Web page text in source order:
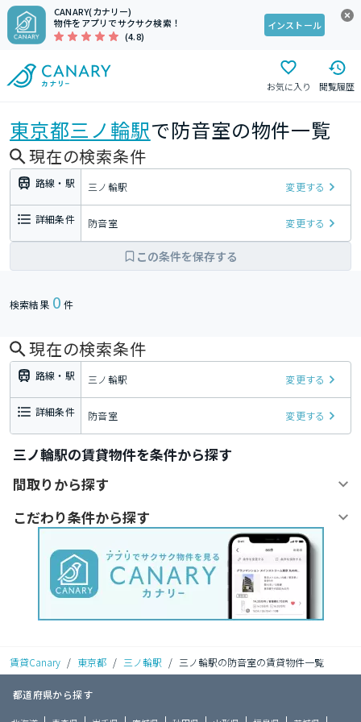
CANARY(カナリー)
物件をアプリでサクサク検索！
(4.8)
インストール
お気に入り 閲覧履歴
東京都三ノ輪駅で防音室の物件一覧
現在の検索条件
路線・駅 三ノ輪駅 変更する
詳細条件 防音室 変更する
この条件を保存する
検索結果 0 件
現在の検索条件
路線・駅 三ノ輪駅 変更する
詳細条件 防音室 変更する
三ノ輪駅の賃貸物件を条件から探す
間取りから探す
こだわり条件から探す
賃貸Canary / 東京都 / 三ノ輪駅 / 三ノ輪駅の防音室の賃貸物件一覧
都道府県から探す